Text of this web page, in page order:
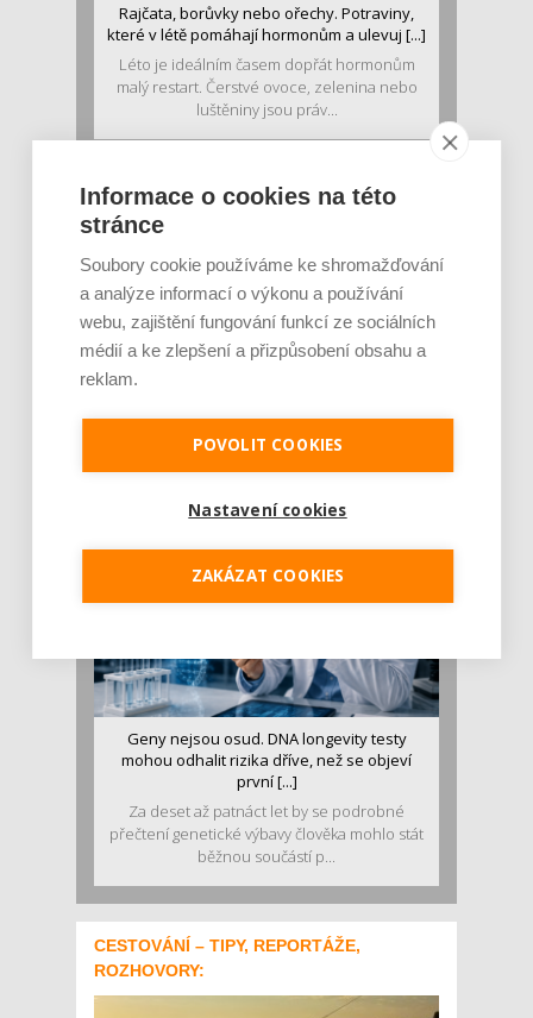
Rajčata, borůvky nebo ořechy. Potraviny,
které v létě pomáhají hormonům a ulevuj [...]
Léto je ideálním časem dopřát hormonům
malý restart. Čerstvé ovoce, zelenina nebo
luštěniny jsou práv...
Je jen pro sportovce, přiberu po něm a ve
v oblasti zdraví, výživy i dlouhověkosti. Přesto
se o ně...
Geny nejsou osud. DNA longevity testy
mohou odhalit rizika dříve, než se objeví
první [...]
Za deset až patnáct let by se podrobné
přečtení genetické výbavy člověka mohlo stát
běžnou součástí p...
CESTOVÁNÍ – TIPY, REPORTÁŽE,
ROZHOVORY:
Informace o cookies na této
stránce
Soubory cookie používáme ke shromažďování
a analýze informací o výkonu a používání
webu, zajištění fungování funkcí ze sociálních
médií a ke zlepšení a přizpůsobení obsahu a
reklam.
POVOLIT COOKIES
Nastavení cookies
ZAKÁZAT COOKIES